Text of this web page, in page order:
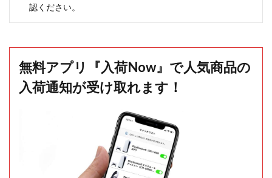
認ください。
無料アプリ『入荷Now』で人気商品の
入荷通知が受け取れます！